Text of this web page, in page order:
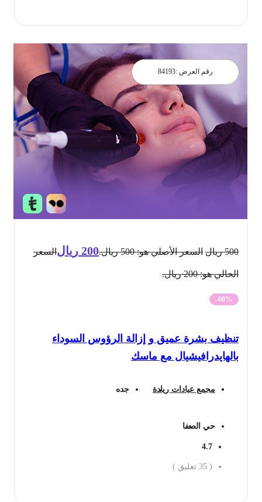
رقم العرض : 84193
ريال السعر الأصلي هو: 500 ريال. 200 ريالالسعر
الحالي هو: 200 ريال.
-60%
تنظيف بشرة عميق و إزالة الرؤوس السوداء
بالهايدرافيشيال مع ماسك
مجمع عيادات ريادة جده
حي الصفا
4.7
35 تعليق )